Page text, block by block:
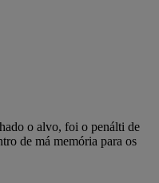
o alvo, foi o penálti de
de má memória para os